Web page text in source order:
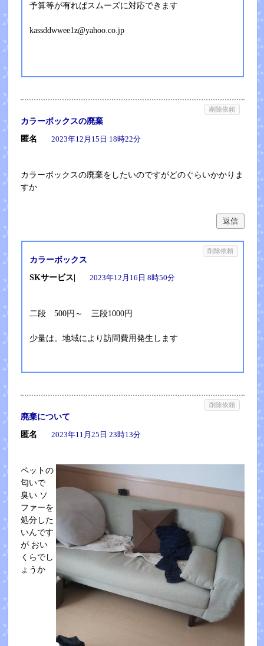
予算等が有ればスムーズに対応できます
kassddwwee1z@yahoo.co.jp
カラーボックスの廃棄
匿名
2023年12月15日 18時22分
カラーボックスの廃棄をしたいのですがどのぐらいかかりま
すか
返信
削除依頼
カラーボックス
SKサービス|
2023年12月16日 8時50分
二段 500円～ 三段1000円
少量は。地域により訪問費用発生します
削除依頼
廃棄について
匿名
2023年11月25日 23時13分
ペットの
匂いで
臭い ソ
ファーを
処分した
いんです
が おい
くらでし
ょうか
削除依頼